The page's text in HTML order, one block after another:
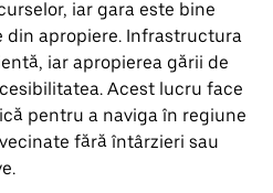
iar gara este bine
din apropiere. Infrastructura
iar apropierea gării de
Acest lucru face
pentru a naviga în regiune
fără întârzieri sau